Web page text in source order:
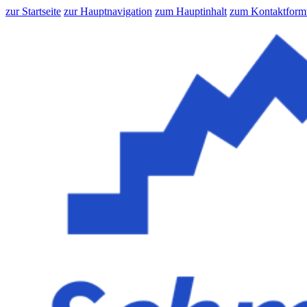
zur Startseite zur Hauptnavigation zum Hauptinhalt zum